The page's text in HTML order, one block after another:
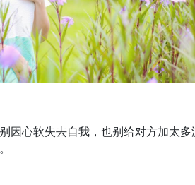
因心软失去自我，也别给对方加太